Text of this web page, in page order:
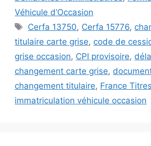
Véhicule d’Occasion
Étiquettes
Cerfa 13750, Cerfa 15776,
titulaire carte grise, code de
grise occasion, CPI provisoire,
changement carte grise,
changement titulaire, France
immatriculation véhicule occasion